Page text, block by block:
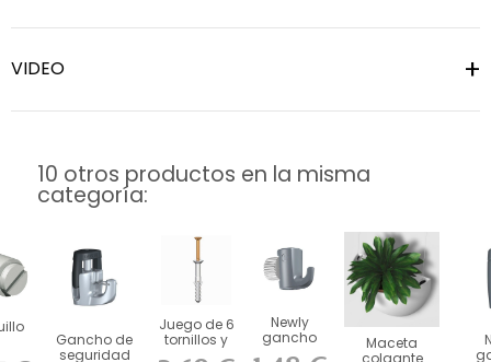
VIDEO
10 otros productos en la misma
categoría:
Gancho de
seguridad
Juego de 6
tornillos y
tacos para
Newly
gancho
de tornillo
Maceta
colgante